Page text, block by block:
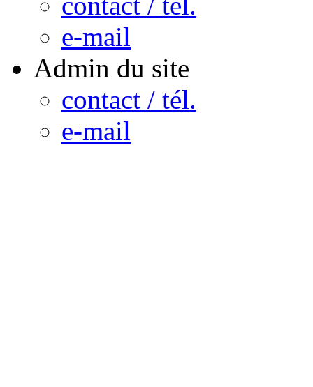
e-mail
Admin du site
contact / tél.
e-mail